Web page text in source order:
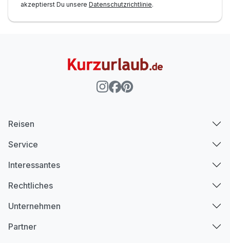
akzeptierst Du unsere Datenschutzrichtlinie.
Reisen
Service
Interessantes
Rechtliches
Unternehmen
Partner